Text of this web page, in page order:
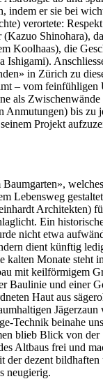
indem er sie bei
verortete:
Shinohara),
Koolhaas), die
Ishigami).
in Zürich zu
– vom feinfühligen
als
Anmutungen) bis zu
Projekt
Lebensweg
Architekten)
Ein
nicht etwa
dient künftig
kalten Monate steht
mit keilförmigem
Baulinie und einer
Haut aus
Technik beinahe
blieb Blick von der
Altbaus frei und
der dezent
neugierig.